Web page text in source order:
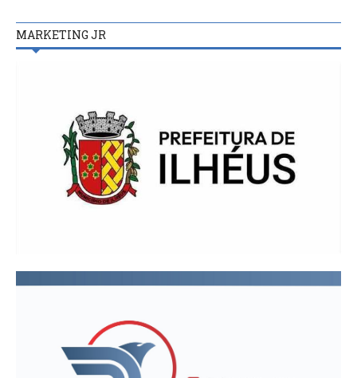
MARKETING JR